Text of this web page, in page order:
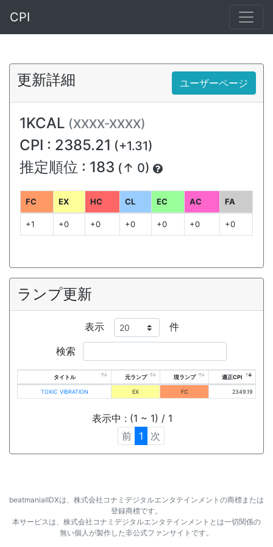
CPI
更新詳細 ユーザーページ
1KCAL (XXXX-XXXX)
CPI : 2385.21 (+1.31)
推定順位 : 183 (↑ 0)
FC EX HC CL EC AC FA
+1 +0 +0 +0 +0 +0 +0
ランプ更新
表示 件
検索
タイトル 元ランプ 現ランプ 適正CPI
TOXIC VIBRATION EX FC 2349.19
表示中 : (1 ~ 1) / 1
前
1 次
beatmaniaⅡDXは、株式会社コナミデジタルエンタテインメントの商標または
登録商標です。
本サービスは、株式会社コナミデジタルエンタテインメントとは一切関係の
無い個人が製作した非公式ファンサイトです。